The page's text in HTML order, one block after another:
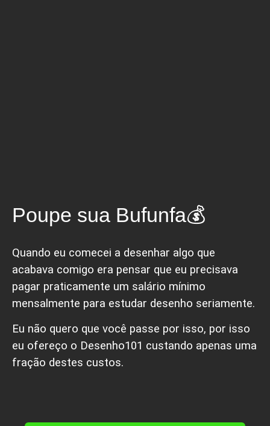
Poupe sua Bufunfa💰
Quando eu comecei a desenhar algo que
acabava comigo era pensar que eu precisava
pagar praticamente um salário mínimo
mensalmente para estudar desenho seriamente.
Eu não quero que você passe por isso, por isso
eu ofereço o Desenho101 custando apenas uma
fração destes custos.